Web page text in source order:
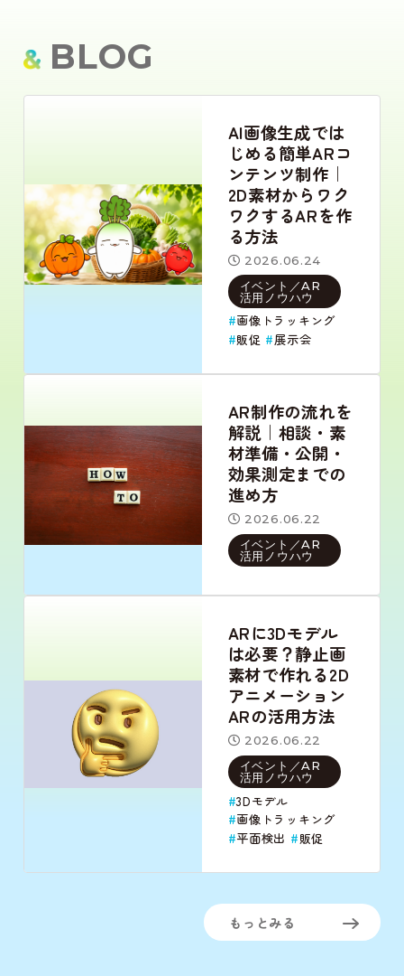
BLOG
AI画像生成では
じめる簡単ARコ
ンテンツ制作｜
2D素材からワク
ワクするARを作
る方法
2026.06.24
イベント／AR
活用ノウハウ
画像トラッキング
販促
展示会
AR制作の流れを
解説｜相談・素
材準備・公開・
効果測定までの
進め方
2026.06.22
イベント／AR
活用ノウハウ
ARに3Dモデル
は必要？静止画
素材で作れる2D
アニメーション
ARの活用方法
2026.06.22
イベント／AR
活用ノウハウ
3Dモデル
画像トラッキング
平面検出
販促
もっとみる